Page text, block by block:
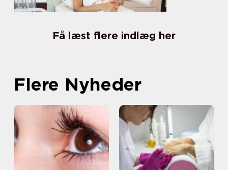
Få læst flere indlæg her
Flere Nyheder